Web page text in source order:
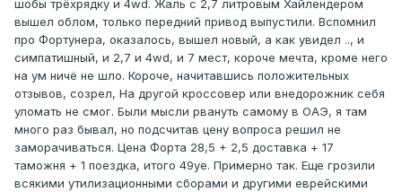
шобы трёхрядку и 4wd. Жаль с 2,7 литровым Хайлендером
вышел облом, только передний привод выпустили. Вспомнил
про Фортунера, оказалось, вышел новый, а как увидел .., и
симпатишный, и 2,7 и 4wd, и 7 мест, короче мечта, кроме него
на ум ничё не шло. Короче, начитавшись положительных
отзывов, созрел, На другой кроссовер или внедорожник себя
уломать не смог. Были мысли рвануть самому в ОАЭ, я там
много раз бывал, но подсчитав цену вопроса решил не
заморачиваться. Цена Форта 28,5 + 2,5 доставка + 17
таможня + 1 поездка, итого 49уе. Примерно так. Еще грозили
всякими утилизационными сборами и другими еврейскими